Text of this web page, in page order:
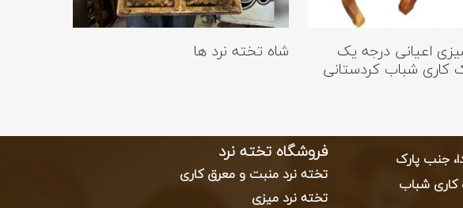
اطلاعات بیشتر
اعیانی درجه یک
کاری شباب کردستانی
شاه تخته نرد ها
فروشگاه تخته نرد
تخته نرد منبت و معرق کاری
تخته نرد میزی
جنب پارک
کاری شباب